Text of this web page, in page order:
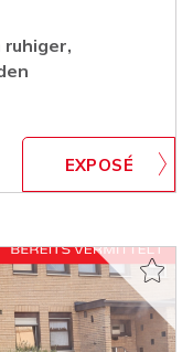
ruhiger,